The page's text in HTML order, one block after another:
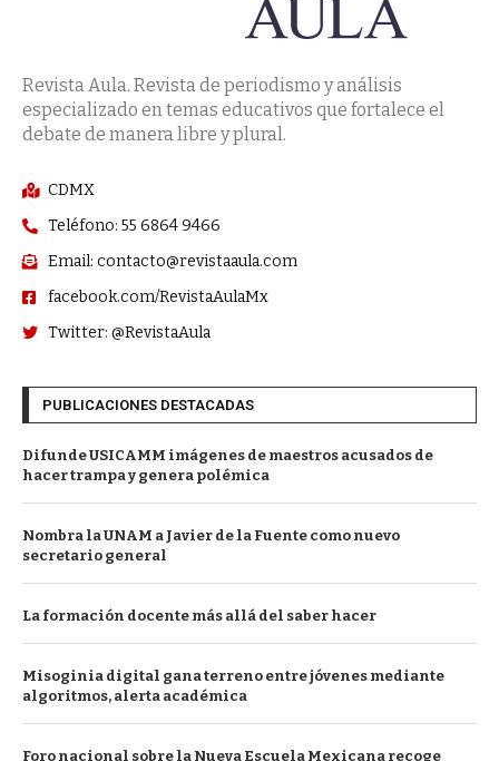
Revista Aula. Revista de periodismo y análisis
especializado en temas educativos que fortalece el
debate de manera libre y plural.
CDMX
Teléfono: 55 6864 9466
Email: contacto@revistaaula.com
facebook.com/RevistaAulaMx
Twitter: @RevistaAula
PUBLICACIONES DESTACADAS
Difunde USICAMM imágenes de maestros acusados de
hacer trampa y genera polémica
Nombra la UNAM a Javier de la Fuente como nuevo
secretario general
La formación docente más allá del saber hacer
Misoginia digital gana terreno entre jóvenes mediante
algoritmos, alerta académica
Foro nacional sobre la Nueva Escuela Mexicana recoge